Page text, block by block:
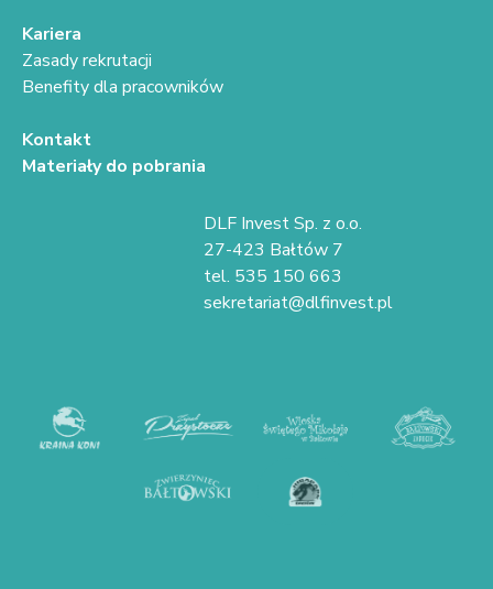
Kariera
Zasady rekrutacji
Benefity dla pracowników
Kontakt
Materiały do pobrania
DLF Invest Sp. z o.o.
27-423 Bałtów 7
tel. 535 150 663
sekretariat@dlfinvest.pl